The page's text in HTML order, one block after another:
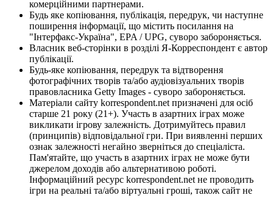
комерційними партнерами.
Будь яке копіювання, публікація, передрук, чи наступне
поширення інформації, що містить посилання на
"Інтерфакс-Україна", EPA / UPG, суворо забороняється.
Власник веб-сторінки в розділі Я-Корреспондент є автор
публікації.
Будь-яке копіювання, передрук та відтворення
фотографічних творів та/або аудіовізуальних творів
правовласника Getty Images - суворо забороняється.
Матеріали сайту korrespondent.net призначені для осіб
старше 21 року (21+). Участь в азартних іграх може
викликати ігрову залежність. Дотримуйтесь правил
(принципів) відповідальної гри. При виявленні перших
ознак залежності негайно зверніться до спеціаліста.
Пам'ятайте, що участь в азартних іграх не може бути
джерелом доходів або альтернативою роботі.
Інформаційний ресурс korrespondent.net не проводить
ігри на реальні та/або віртуальні гроші, також сайт не